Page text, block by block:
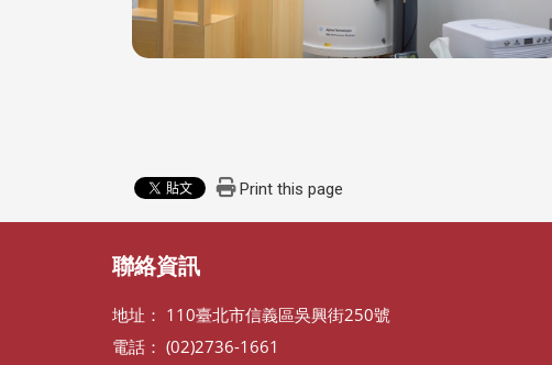
Print this page
聯絡資訊
地址： 110臺北市信義區吳興街250號
電話： (02)2736-1661